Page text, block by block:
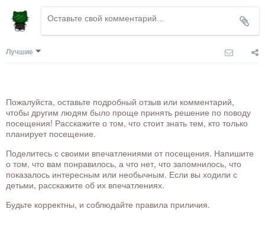
Лучшие
Пожалуйста, оставьте подробный отзыв или комментарий,
чтобы другим людям было проще принять решение по поводу
посещения! Расскажите о том, что стоит знать тем, кто только
планирует посещение.
Поделитесь с своими впечатлениями от посещения. Напишите
о том, что вам понравилось, а что нет, что запомнилось, что
показалось интересным или необычным. Если вы ходили с
детьми, расскажите об их впечатлениях.
Будьте корректны, и соблюдайте правила приличия.